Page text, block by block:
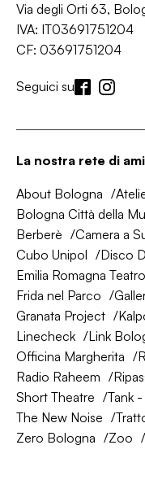
Via degli Orti 63,
IVA: IT03691751204
CF: 03691751204
Seguici su
La nostra rete di
About Bologna
Bologna Città della
Berberè
Camera a
Cubo Unipol
Disco
Emilia Romagna
Frida nel Parco
Granata Project
Linecheck
Link
Officina Margherita
Radio Raheem
Short Theatre
Tank
The New Noise
Zero Bologna
Zoo